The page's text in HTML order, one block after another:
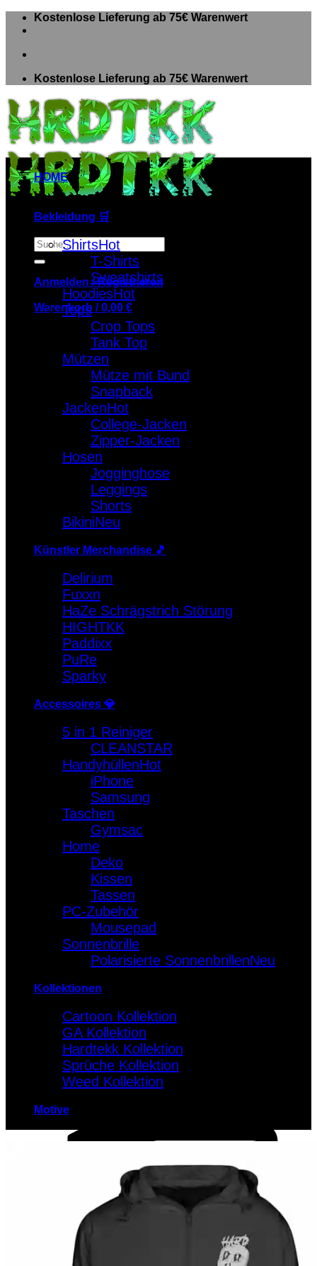
Zum
Inhalt
Kostenlose Lieferung ab 75€ Warenwert
Kostenlose Lieferung ab 75€ Warenwert
Suche
nach:
Anmelden / Registrieren
Warenkorb /0,00 €
Warenkorb
Es befinden sich keine Produkte im Warenkorb.
HOME
Bekleidung 🛒
Shirts
T-Shirts
Sweatshirts
Hoodies
Tops
Crop Tops
Tank Top
Mützen
Mütze mit Bund
Snapback
Jacken
College-Jacken
Zipper-Jacken
Hosen
Jogginghose
Leggings
Shorts
Bikini
Künstler Merchandise 🎵
Delirium
Fuxxn
HaZe Schrägstrich Störung
HIGHTKK
Paddixx
PuRe
Sparky
Accessoires 💎
5 in 1 Reiniger
CLEANSTAR
Handyhüllen
iPhone
Samsung
Taschen
Gymsac
Home
Deko
Kissen
Tassen
PC-Zubehör
Mousepad
Sonnenbrille
Polarisierte Sonnenbrillen
Kollektionen
Cartoon Kollektion
GA Kollektion
Hardtekk Kollektion
Sprüche Kollektion
Weed Kollektion
Motive